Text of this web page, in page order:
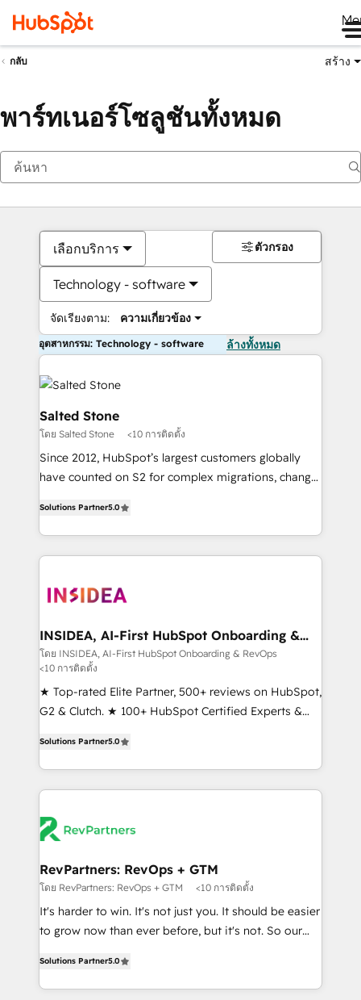
กลับ สร้าง
พาร์ทเนอร์โซลูชันทั้งหมด
เลือกบริการ
Technology - software
จัดเรียงตาม: ความเกี่ยวข้อง
ตัวกรอง
อุตสาหกรรม: Technology - software ล้างทั้งหมด
Salted Stone
โดย Salted Stone <10 การติดตั้ง
Since 2012, HubSpot’s largest customers globally
have counted on S2 for complex migrations, change
solutions that deliver measurable impact and
transform brand experiences As one of the few full-
service creative agencies in the HubSpot
winning design to build scalable, globally
marketing campaigns, & RevOps frameworks that
fuel long-term success We connect the entire
customer lifecycle through seamless integrations,
ensure long-term adoption with change-
management programs, and align marketing, sales,
HubSpot accreditations and experience across
hundreds of organizations in dozens of industries,
there’s a good chance one of our globally integrated
explore whether S2 is the partner you’ve been
looking for...and get your next big initiative moving!
Solutions Partner5.0
INSIDEA, AI-First HubSpot Onboarding &
RevOps
โดย INSIDEA, AI-First HubSpot Onboarding & RevOps
<10 การติดตั้ง
★ Top-rated Elite Partner, 500+ reviews on HubSpot,
G2 & Clutch. ★ 100+ HubSpot Certified Experts &
across five continents ★ AI-First, RevOps-led,
Onboarding obsessed ★ Company of the Year
2024/25 INSIDEA helps growing companies turn
team, migrate your data, and build AI-powered
your time zone. What we do ➤ Onboarding: Live in
weeks, with workflows built around your business,
not a template. ➤ Migration: Move from any legacy
CRM. Zero downtime, full data integrity. ➤
revenue process. Sales, marketing, and service wired
together. ➤ AI and Integrations: Layer Breeze AI,
Solutions Partner5.0
RevPartners: RevOps + GTM
โดย RevPartners: RevOps + GTM <10 การติดตั้ง
It's harder to win. It's not just you. It should be easier
to grow now than ever before, but it's not. So our
revenue number. We do that by bridging the gap
where agencies fail: combining GTM strategy with
Solutions Partner5.0